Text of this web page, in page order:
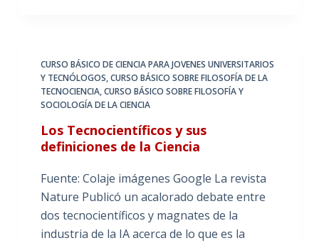
CURSO BÁSICO DE CIENCIA PARA JOVENES UNIVERSITARIOS
Y TECNÓLOGOS,CURSO BÁSICO SOBRE FILOSOFÍA DE LA
TECNOCIENCIA,CURSO BÁSICO SOBRE FILOSOFÍA Y
SOCIOLOGÍA DE LA CIENCIA
Los Tecnocientíficos y sus
definiciones de la Ciencia
Fuente: Colaje imágenes Google La revista
Nature Publicó un acalorado debate entre
dos tecnocientíficos y magnates de la
industria de la IA acerca de lo que es la